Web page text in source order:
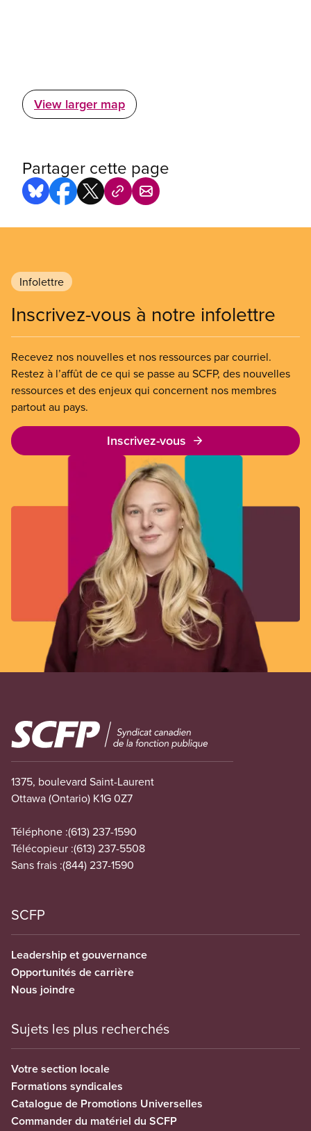
View larger map
Partager cette page
Infolettre
Inscrivez-vous à notre infolettre
Recevez nos nouvelles et nos ressources par courriel.
Restez à l’affût de ce qui se passe au SCFP, des nouvelles
ressources et des enjeux qui concernent nos membres
partout au pays.
Inscrivez-vous
Image
1375, boulevard Saint-Laurent
Ottawa (Ontario) K1G 0Z7
Téléphone :(613) 237-1590
Télécopieur :(613) 237-5508
Sans frais :(844) 237-1590
SCFP
Leadership et gouvernance
Opportunités de carrière
Nous joindre
Sujets les plus recherchés
Votre section locale
Formations syndicales
Catalogue de Promotions Universelles
Commander du matériel du SCFP